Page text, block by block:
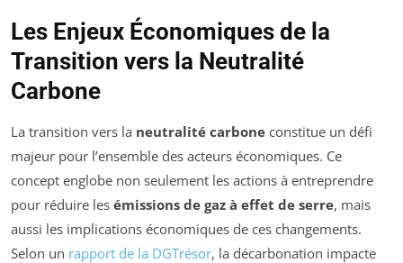
Les Enjeux Économiques de la
Transition vers la Neutralité
Carbone
La transition vers la neutralité carbone constitue un défi
majeur pour l’ensemble des acteurs économiques. Ce
concept englobe non seulement les actions à entreprendre
pour réduire les émissions de gaz à effet de serre, mais
aussi les implications économiques de ces changements.
Selon un rapport de la DGTrésor, la décarbonation impacte